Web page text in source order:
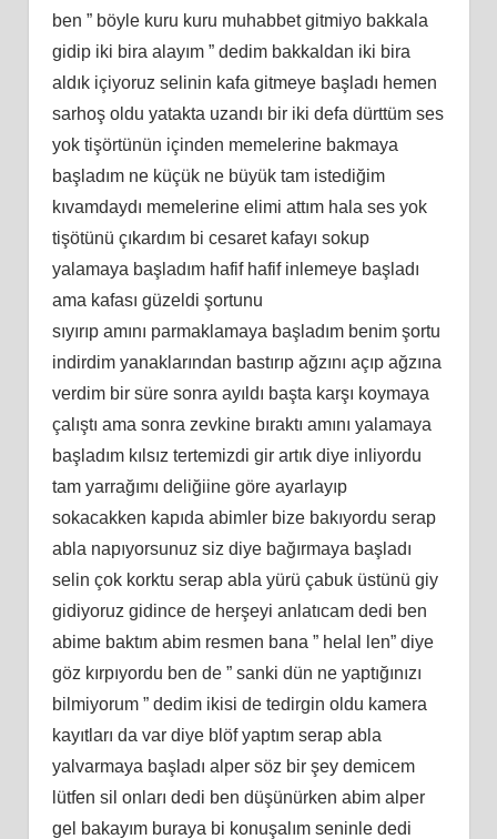
ben ” böyle kuru kuru muhabbet gitmiyo bakkala
gidip iki bira alayım ” dedim bakkaldan iki bira
aldık içiyoruz selinin kafa gitmeye başladı hemen
sarhoş oldu yatakta uzandı bir iki defa dürttüm ses
yok tişörtünün içinden memelerine bakmaya
başladım ne küçük ne büyük tam istediğim
kıvamdaydı memelerine elimi attım hala ses yok
tişötünü çıkardım bi cesaret kafayı sokup
yalamaya başladım hafif hafif inlemeye başladı
ama kafası güzeldi şortunu
sıyırıp amını parmaklamaya başladım benim şortu
indirdim yanaklarından bastırıp ağzını açıp ağzına
verdim bir süre sonra ayıldı başta karşı koymaya
çalıştı ama sonra zevkine bıraktı amını yalamaya
başladım kılsız tertemizdi gir artık diye inliyordu
tam yarrağımı deliğiine göre ayarlayıp
sokacakken kapıda abimler bize bakıyordu serap
abla napıyorsunuz siz diye bağırmaya başladı
selin çok korktu serap abla yürü çabuk üstünü giy
gidiyoruz gidince de herşeyi anlatıcam dedi ben
abime baktım abim resmen bana ” helal len” diye
göz kırpıyordu ben de ” sanki dün ne yaptığınızı
bilmiyorum ” dedim ikisi de tedirgin oldu kamera
kayıtları da var diye blöf yaptım serap abla
yalvarmaya başladı alper söz bir şey demicem
lütfen sil onları dedi ben düşünürken abim alper
gel bakayım buraya bi konuşalım seninle dedi